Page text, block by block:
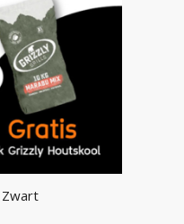
Zwart